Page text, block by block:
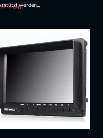
werden...